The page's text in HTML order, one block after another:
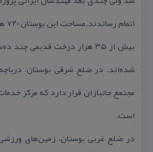
بیش از ۳۵ هزار درخت قدیمی
شده‌اند. در ضلع شرقی بوستان،
مجتمع جانبازان قرار دارد كه مركز
است.
در ضلع غربی بوستان، زمین‌های